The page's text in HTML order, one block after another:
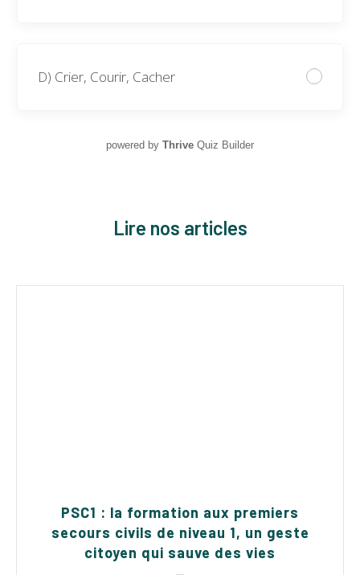
D) Crier, Courir, Cacher
powered by Thrive Quiz Builder
Lire nos articles
PSC1 : la formation aux premiers
secours civils de niveau 1, un geste
citoyen qui sauve des vies